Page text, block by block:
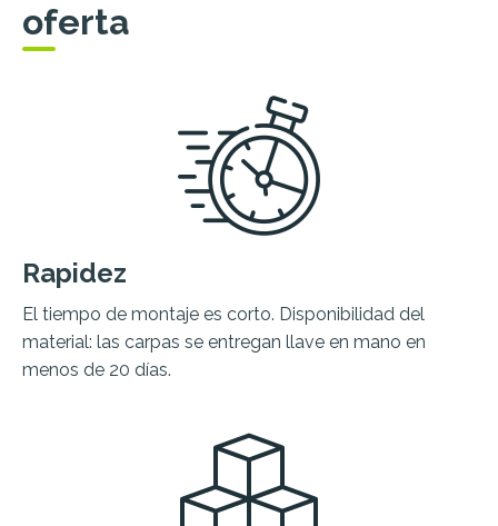
oferta
Rapidez
El tiempo de montaje es corto. Disponibilidad del
material: las carpas se entregan llave en mano en
menos de 20 días.